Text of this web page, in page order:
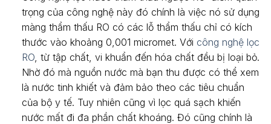
trọng của công nghệ này đó chính là việc nó sử dụng
màng thẩm thấu RO có các lỗ thẩm thấu chỉ có kích
thước vào khoảng 0,001 micromet. Với công nghệ lọc
RO, từ tập chất, vi khuẩn đến hóa chất đều bị loại bỏ.
Nhờ đó mà nguồn nước mà bạn thu được có thể xem
là nước tinh khiết và đảm bảo theo các tiêu chuẩn
của bộ y tế. Tuy nhiên cũng vì lọc quá sạch khiến
nước mất đi đa phần chất khoáng. Đó cũng chính là